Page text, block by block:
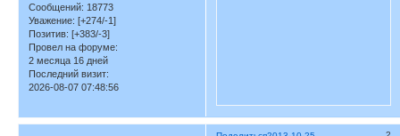
Сообщений: 18773
Уважение: [+274/-1]
Позитив: [+383/-3]
Провел на форуме:
2 месяца 16 дней
Последний визит:
2026-08-07 07:48:56